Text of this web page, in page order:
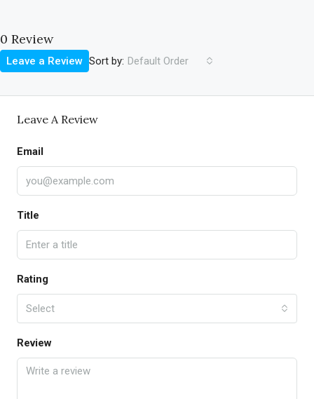
0 Review
Sort by: Default Order
Leave a Review
Leave A Review
Email
Title
Rating
Select
Review